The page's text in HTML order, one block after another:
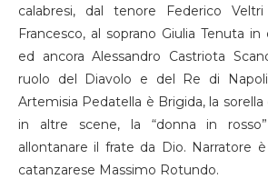
calabresi, dal tenore Federico
Francesco, al soprano Giulia Tenuta
ed ancora Alessandro Castriota
ruolo del Diavolo e del Re di
Artemisia Pedatella è Brigida, la sorella
in altre scene, la “donna in
allontanare il frate da Dio. Narratore
catanzarese Massimo Rotundo.